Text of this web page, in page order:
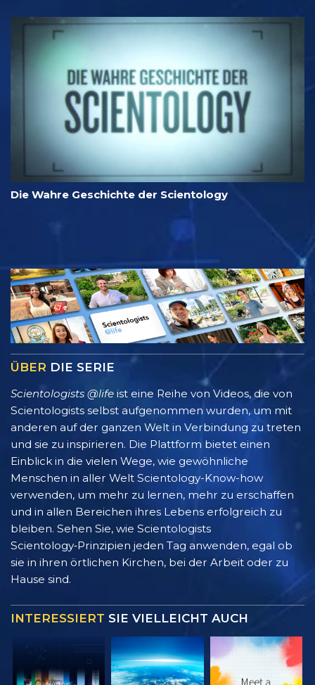
Die Wahre Geschichte der Scientology
ÜBER DIE SERIE
Scientologists @life ist eine Reihe von Videos, die von
Scientologists selbst aufgenommen wurden, um mit
anderen auf der ganzen Welt in Verbindung zu treten
und sie zu inspirieren. Die Plattform bietet einen
Einblick in die vielen Wege, wie gewöhnliche
Menschen in aller Welt Scientology-Know-how
verwenden, um mehr zu lernen, mehr zu erschaffen
und in allen Bereichen ihres Lebens erfolgreich zu
bleiben. Sehen Sie, wie Scientologists
Scientology‑Prinzipien jeden Tag anwenden, egal ob
sie in ihren örtlichen Kirchen, bei der Arbeit oder zu
Hause sind.
INTERESSIERT SIE VIELLEICHT AUCH